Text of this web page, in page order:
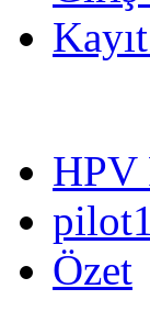
HPV
Özet